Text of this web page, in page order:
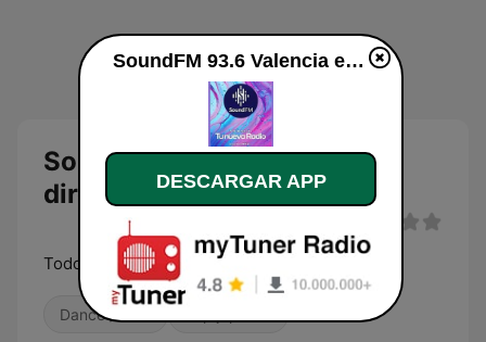
SoundFM 93.6 Valencia en
directo
Todos tus HITS del momento, en SoundFM
Dance / EDM
SoundFM 93.6 Valencia en vivo
DESCARGAR APP